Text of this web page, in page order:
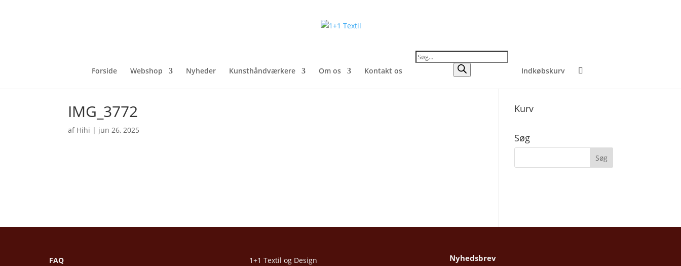
Forside Webshop Nyheder Kunsthåndværkere Om os Kontakt os
Products
search
Indkøbskurv
IMG_3772
af Hihi | jun 26, 2025
Kurv
Søg
FAQ
1+1 Textil og Design
Nyhedsbrev